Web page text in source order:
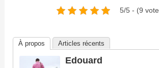
5/5 - (9
À propos Articles récents
Edouard